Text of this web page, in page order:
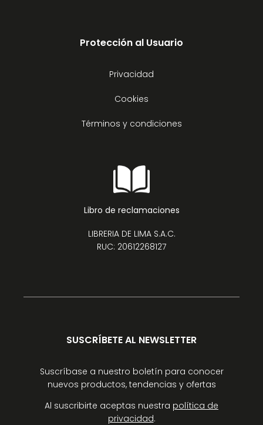
Protección al Usuario
Privacidad
Cookies
Términos y condiciones
Libro de reclamaciones
LIBRERIA DE LIMA S.A.C.
RUC: 20612268127
SUSCRÍBETE AL NEWSLETTER
Suscríbase a nuestro boletín para conocer
nuevos productos, tendencias y ofertas
Al suscribirte aceptas nuestra política de
privacidad.